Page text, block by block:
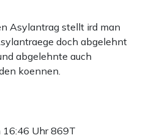
Asylantrag stellt ird man
doch abgelehnt
abgelehnte auch
koennen.
16:46 Uhr869T